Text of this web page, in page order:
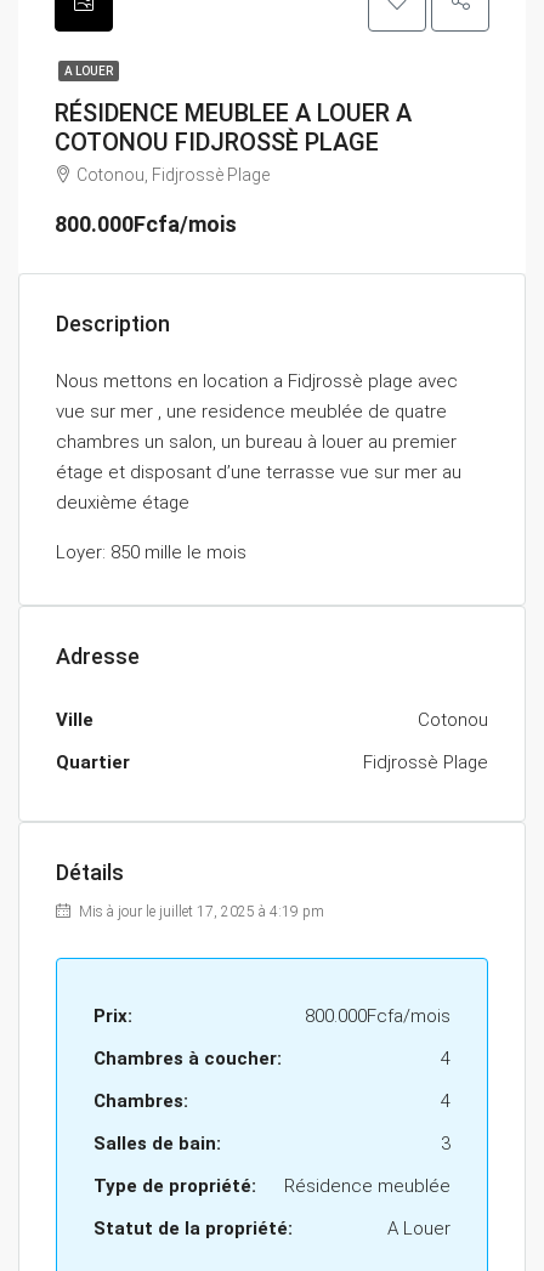
A LOUER
RÉSIDENCE MEUBLEE A LOUER A
COTONOU FIDJROSSÈ PLAGE
Cotonou, Fidjrossè Plage
800.000Fcfa/mois
Description
Nous mettons en location a Fidjrossè plage avec
vue sur mer , une residence meublée de quatre
chambres un salon, un bureau à louer au premier
étage et disposant d’une terrasse vue sur mer au
deuxième étage
Loyer: 850 mille le mois
Adresse
Ville
Cotonou
Quartier
Fidjrossè Plage
Détails
Mis à jour le juillet 17, 2025 à 4:19 pm
Prix:
800.000Fcfa/mois
Chambres à coucher:
4
Chambres:
4
Salles de bain:
3
Type de propriété:
Résidence meublée
Statut de la propriété:
A Louer